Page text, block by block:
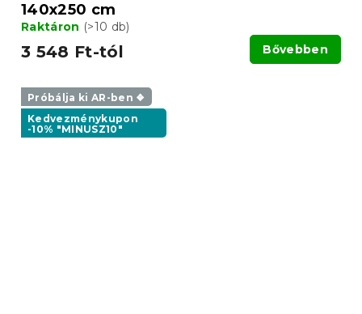
140x250 cm
Raktáron (>10 db)
3 548 Ft-tól Bővebben
Próbálja ki AR-ben ❖
Kedvezménykupon
-10% "MINUSZ10"